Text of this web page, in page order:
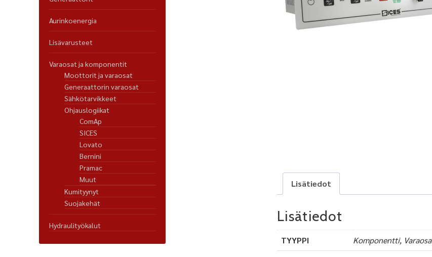
Lisätiedot
Lisätiedot
TYYPPI Komponentti, Varaosa
Aurinkoenergia
Lisävarusteet
Varaosat ja komponentit
Moottorit ja varaosat
Generaattorin varaosat
Sähkötarvikkeet
Ohjauslogiikat
ComAp
SICES
Lovato
Bernini
Pramac
Muut
Kumityynyt
Suojakehät
Hydraulityökalut